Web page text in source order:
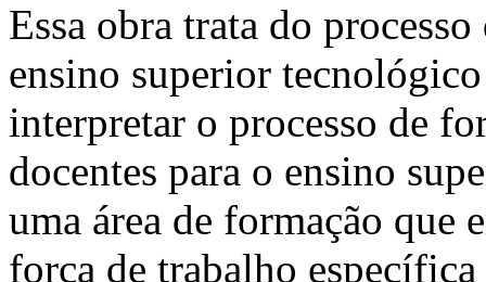
Essa obra trata do
ensino superior
interpretar o processo de
docentes para o ensino
uma área de formação que
força de trabalho